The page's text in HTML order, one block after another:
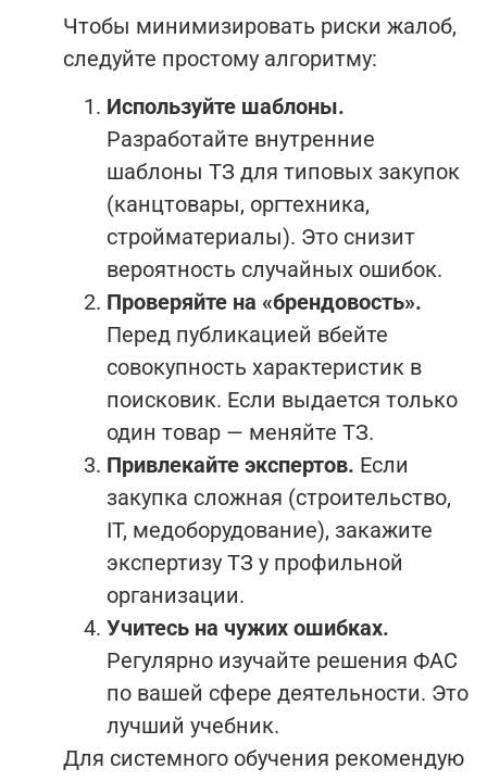
Чтобы минимизировать риски жалоб,
следуйте простому алгоритму:
Используйте шаблоны.
Разработайте внутренние
шаблоны ТЗ для типовых закупок
(канцтовары, оргтехника,
стройматериалы). Это снизит
вероятность случайных ошибок.
Проверяйте на «брендовость».
Перед публикацией вбейте
совокупность характеристик в
поисковик. Если выдается только
один товар — меняйте ТЗ.
Привлекайте экспертов. Если
закупка сложная (строительство,
IT, медоборудование), закажите
экспертизу ТЗ у профильной
организации.
Учитесь на чужих ошибках.
Регулярно изучайте решения ФАС
по вашей сфере деятельности. Это
лучший учебник.
Для системного обучения рекомендую